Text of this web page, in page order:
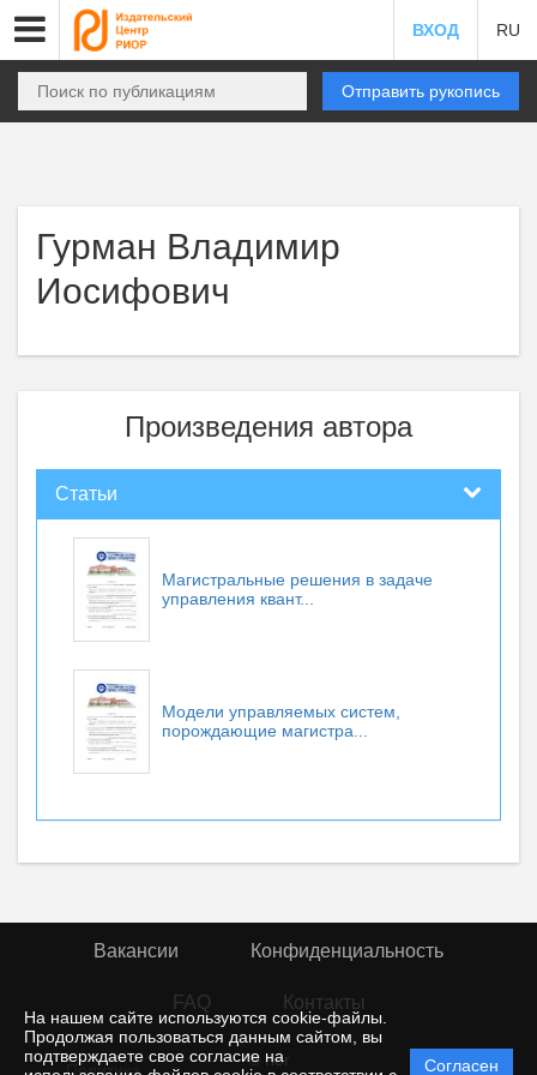
На нашем сайте используются cookie-файлы.
Продолжая пользоваться данным сайтом, вы
подтверждаете свое согласие на
Согласен
ВХОД RU
Отправить рукопись
Гурман Владимир
Иосифович
Произведения автора
Статьи
Магистральные решения в задаче
управления квант...
Модели управляемых систем,
порождающие магистра...
Вакансии Конфиденциальность
FAQ Контакты
© rior
Политика